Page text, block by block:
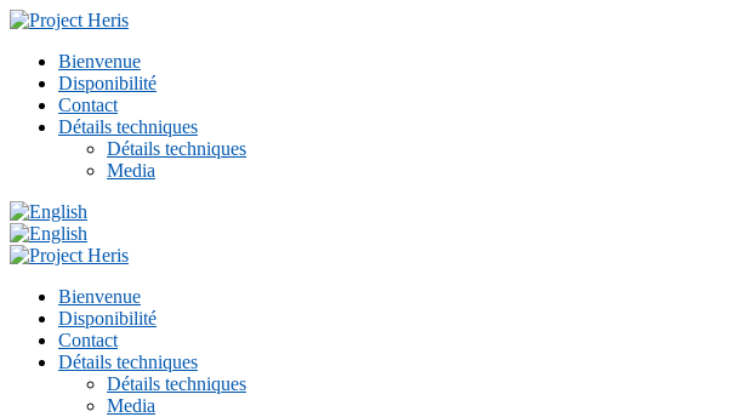
Bienvenue
Disponibilité
Contact
Détails techniques
Détails techniques
Media
Bienvenue
Disponibilité
Contact
Détails techniques
Détails techniques
Media